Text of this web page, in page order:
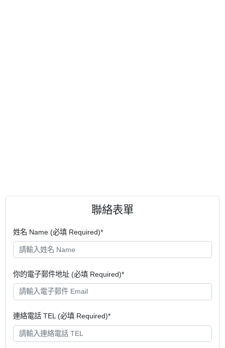
聯絡表單
姓名 Name (必填 Required)*
你的電子郵件地址 (必填 Required)*
連絡電話 TEL (必填 Required)*